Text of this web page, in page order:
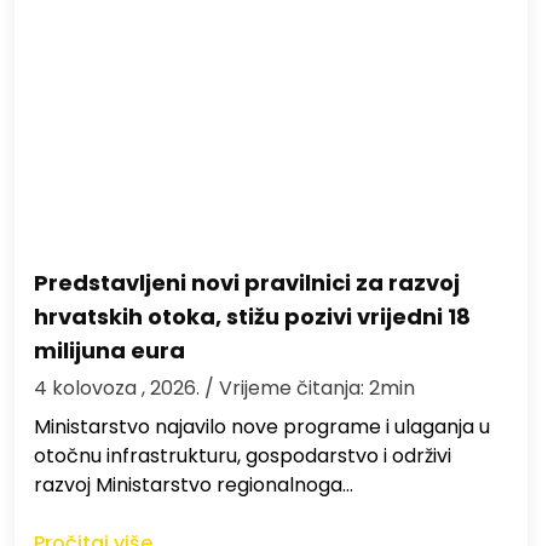
Predstavljeni novi pravilnici za razvoj
hrvatskih otoka, stižu pozivi vrijedni 18
milijuna eura
4 kolovoza , 2026. / Vrijeme čitanja: 2min
Ministarstvo najavilo nove programe i ulaganja u
otočnu infrastrukturu, gospodarstvo i održivi
razvoj Ministarstvo regionalnoga…